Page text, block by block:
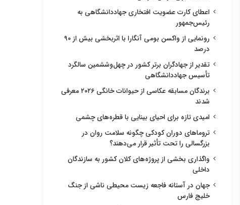
اعطای کارت عضویت افتخاری جهاددانشگاهی به
رئیس‌جمهور
رونمایی از واکسن بومی آنگارا با اثربخشی بیش از ۹۰
درصد
تقدیر از جهادگران برتر کشور در چهل‌وششمین سالگرد
تأسیس جهاددانشگاهی
برندگان مسابقه عکاسی از حیوانات خانگی ۲۰۲۶ معرفی
شدند
امیدی تازه برای احیای بینایی با قطره‌های چشمی
تروماهای دوران کودکی چگونه سلامت روان در
بزرگسالی را تحت تأثیر قرار می‌دهند؟
واگذاری بخشی از پروژه‌های کلان کشور به سازندگان
داخلی
جهان در آستانه فاجعه زیست محیطی ناشی از جنگ
خلیج فارس